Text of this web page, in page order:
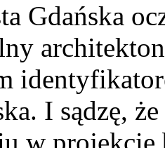
Gdańska
I sądzę,